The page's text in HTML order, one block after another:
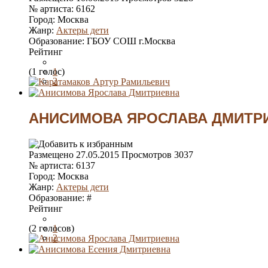
№ артиста: 6162
Город: Москва
Жанр: Актеры дети
Образование: ГБОУ СОШ г.Москва
Рейтинг
1
2
3
4
(1 голос)
АНИСИМОВА ЯРОСЛАВА
Размещено 27.05.2015 Просмотров 3037
№ артиста: 6137
Город: Москва
Жанр: Актеры дети
Образование: #
Рейтинг
1
2
3
4
(2 голосов)